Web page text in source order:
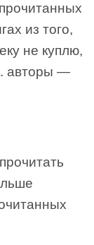
из того,
не куплю,
авторы —